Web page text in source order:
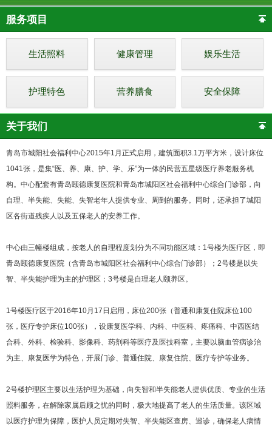
服务项目
生活照料 健康管理 娱乐生活
护理特色 营养膳食 安全保障
关于我们
青岛市城阳社会福利中心2015年1月正式启用，建筑面积3.1万平方米，设计床位
1041张，是集“医、养、康、护、学、乐”为一体的民营五星级医疗养老服务机
构。中心配套有青岛颐德康复医院和青岛市城阳区社会福利中心综合门诊部，向
自理、半失能、失能、失智老年人提供专业、周到的服务。同时，还承担了城阳
区各街道残疾人以及五保老人的安养工作。
中心由三幢楼组成，按老人的自理程度划分为不同功能区域：1号楼为医疗区，即
青岛颐德康复医院（含青岛市城阳区社会福利中心综合门诊部）；2号楼是以失
智、半失能护理为主的护理区；3号楼是自理老人颐养区。
1号楼医疗区于2016年10月17日启用，床位200张（普通和康复住院床位100
张，医疗专护床位100张），设康复医学科、内科、中医科、疼痛科、中西医结
合科、外科、检验科、影像科、药剂科等医疗及医技科室，主要以脑血管病诊治
为主、康复医学为特色，开展门诊、普通住院、康复住院、医疗专护等业务。
2号楼护理区主要以生活护理为基础，向失智和半失能老人提供优质、专业的生活
照料服务，在解除家属后顾之忧的同时，极大地提高了老人的生活质量。该区域
以医疗护理为保障，医护人员定期对失智、半失能区查房、巡诊，确保老人病情